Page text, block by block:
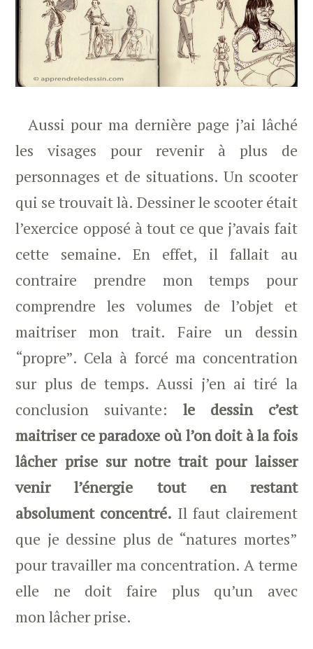
Aussi pour ma dernière page j’ai lâché
les visages pour revenir à plus de
personnages et de situations. Un scooter
qui se trouvait là. Dessiner le scooter était
l’exercice opposé à tout ce que j’avais fait
cette semaine. En effet, il fallait au
contraire prendre mon temps pour
comprendre les volumes de l’objet et
maitriser mon trait. Faire un dessin
“propre”. Cela à forcé ma concentration
sur plus de temps. Aussi j’en ai tiré la
conclusion suivante:
le dessin c’est
maitriser ce paradoxe où l’on doit à la fois
lâcher prise sur notre trait pour laisser
venir l’énergie tout en restant
absolument concentré. Il faut clairement
que je dessine plus de “natures mortes”
pour travailler ma concentration. A terme
elle ne doit faire plus qu’un avec
mon lâcher prise.